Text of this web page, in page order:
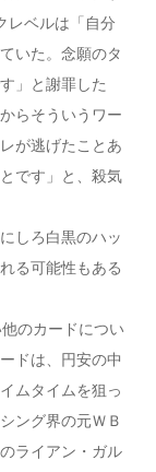
レベルは「自分
いた。念願のタ
」と謝罪した
らそういうワー
が逃げたことあ
です」と、殺気
しろ白黒のハッ
る可能性もある
のカードについ
ドは、円安の中
ムタイムを狙っ
ング界の元ＷＢ
ライアン・ガル